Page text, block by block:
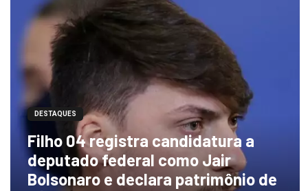
DESTAQUES
Filho 04 registra candidatura a
deputado federal como Jair
Bolsonaro e declara patrimônio de